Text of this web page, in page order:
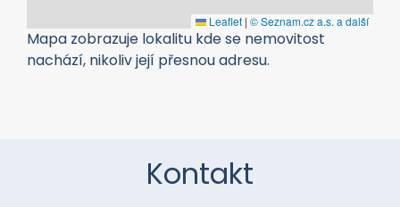
Leaflet | © Seznam.cz a.s. a další
Mapa zobrazuje lokalitu kde se nemovitost
nachází, nikoliv její přesnou adresu.
Kontakt